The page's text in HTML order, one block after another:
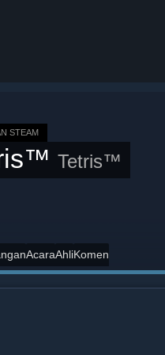
STEAM
Tetris™
AcaraAhliKomen